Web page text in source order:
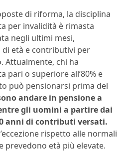
di riforma, la disciplina
per invalidità è rimasta
negli ultimi mesi,
età e contributivi per
Attualmente, chi ha
pari o superiore all’80% e
può pensionarsi prima del
andare in pensione a
gli uomini a partire dai
anni di contributi versati.
rispetto alle normali
prevedono età più elevate.